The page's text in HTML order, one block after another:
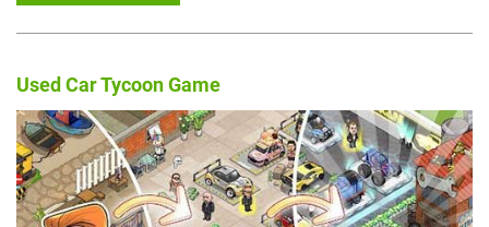
Used Car Tycoon Game